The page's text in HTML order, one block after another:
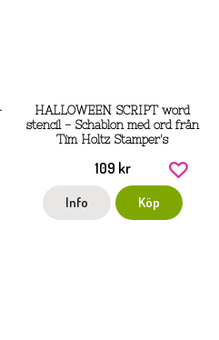
HALLOWEEN SCRIPT word
stencil - Schablon med ord från
Tim Holtz Stamper's
109 kr
Info Köp